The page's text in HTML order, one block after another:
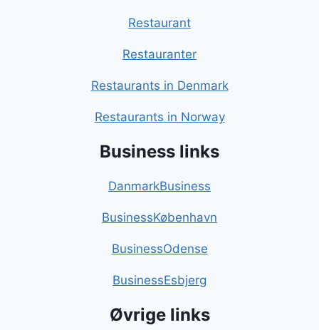
Restaurant
Restauranter
Restaurants in Denmark
Restaurants in Norway
Business links
DanmarkBusiness
BusinessKøbenhavn
BusinessOdense
BusinessEsbjerg
Øvrige links